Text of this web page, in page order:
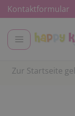
Kontaktformular
Zur Startseite